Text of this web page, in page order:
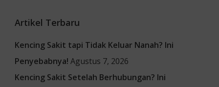
Artikel Terbaru
Kencing Sakit tapi Tidak Keluar Nanah? Ini
Penyebabnya! Agustus 7, 2026
Kencing Sakit Setelah Berhubungan? Ini